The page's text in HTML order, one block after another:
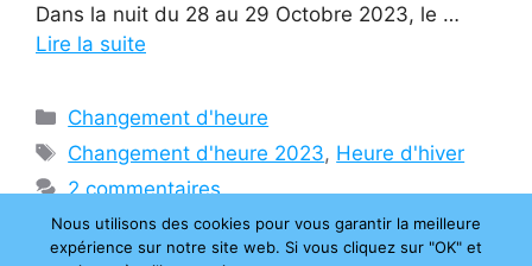
Dans la nuit du 28 au 29 Octobre 2023, le …
Lire la suite
Catégories
Changement d'heure
Étiquettes
Changement d'heure 2023, Heure d'hiver
2 commentaires
Nous utilisons des cookies pour vous garantir la meilleure
expérience sur notre site web. Si vous cliquez sur "OK" et